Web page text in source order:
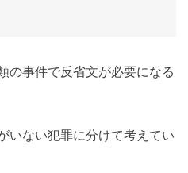
の事件で反省文が必要になる
いない犯罪に分けて考えてい